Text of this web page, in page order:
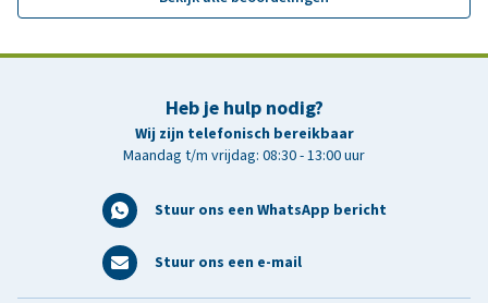
Heb je hulp nodig?
Wij zijn telefonisch bereikbaar
Maandag t/m vrijdag: 08:30 - 13:00 uur
Stuur ons een WhatsApp bericht
Stuur ons een e-mail